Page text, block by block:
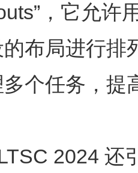
，它允许
布局进行排
个任务，提
2024 还